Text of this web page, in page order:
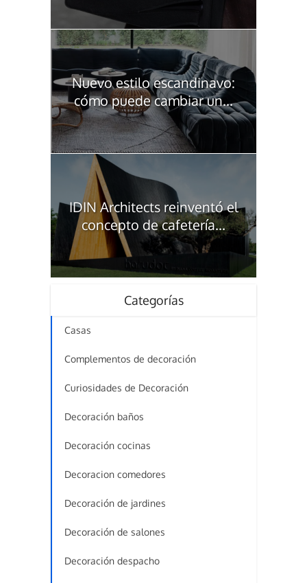
Nuevo estilo escandinavo:
cómo puede cambiar un...
IDIN Architects reinventó el
concepto de cafetería...
Categorías
Casas
Complementos de decoración
Curiosidades de Decoración
Decoración baños
Decoración cocinas
Decoracion comedores
Decoración de jardines
Decoración de salones
Decoración despacho